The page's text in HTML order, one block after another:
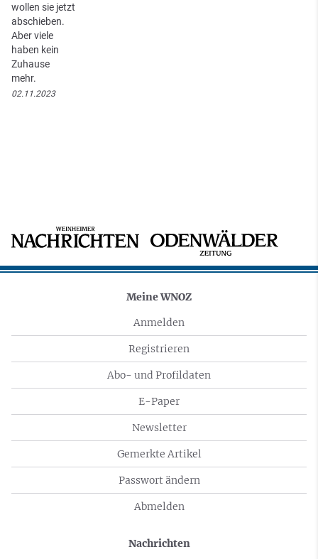
wollen sie jetzt
abschieben.
Aber viele
haben kein
Zuhause
mehr.
02.11.2023
Meine WNOZ
Anmelden
Registrieren
Abo- und Profildaten
E-Paper
Newsletter
Gemerkte Artikel
Passwort ändern
Abmelden
Nachrichten